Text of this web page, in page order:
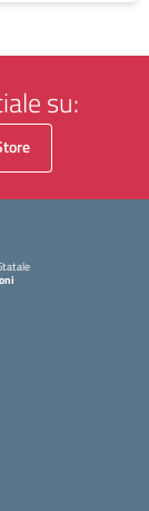
su: